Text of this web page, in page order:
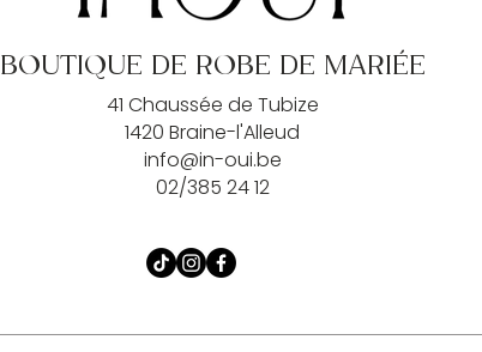
BOUTIQUE DE ROBE DE MARIÉE
41 Chaussée de Tubize
1420 Braine-l'Alleud
info@in-oui.be
02/385 24 12